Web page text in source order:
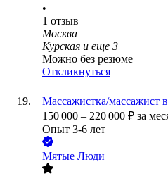
•
1 отзыв
Москва
Курская и еще 3
Можно без резюме
Откликнуться
Массажистка/массажист
150 000 – 220 000 ₽ за
Опыт 3-6 лет
Мятые Люди